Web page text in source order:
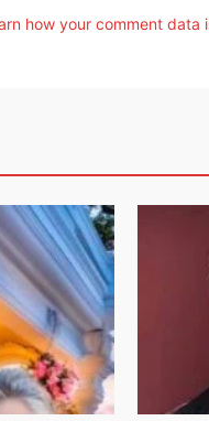
how your comment data